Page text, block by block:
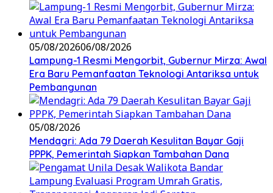
05/08/202606/08/2026
Lampung-1 Resmi Mengorbit, Gubernur Mirza: Awal
Era Baru Pemanfaatan Teknologi Antariksa untuk
Pembangunan
05/08/2026
Mendagri: Ada 79 Daerah Kesulitan Bayar Gaji
PPPK, Pemerintah Siapkan Tambahan Dana